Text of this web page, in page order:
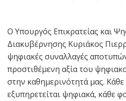
Ο Υπουργός Επικρατείας και
Διακυβέρνησης Κυριάκος
ψηφιακές συναλλαγές
προστιθέμενη αξία του
στην καθημερινότητά μας.
εξυπηρετείται ψηφιακά, κάθε